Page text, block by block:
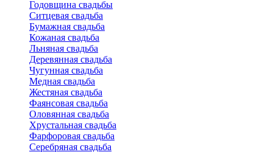
Годовщина свадьбы
Ситцевая свадьба
Бумажная свадьба
Кожаная свадьба
Льняная свадьба
Деревянная свадьба
Чугунная свадьба
Медная свадьба
Жестяная свадьба
Фаянсовая свадьба
Оловянная свадьба
Хрустальная свадьба
Фарфоровая свадьба
Серебряная свадьба